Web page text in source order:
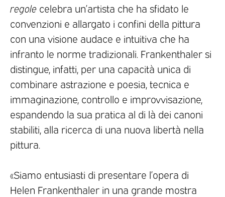
regole celebra un’artista che ha sfidato le
convenzioni e allargato i confini della pittura
con una visione audace e intuitiva che ha
infranto le norme tradizionali. Frankenthaler si
distingue, infatti, per una capacità unica di
combinare astrazione e poesia, tecnica e
immaginazione, controllo e improvvisazione,
espandendo la sua pratica al di là dei canoni
stabiliti, alla ricerca di una nuova libertà nella
pittura.
«Siamo entusiasti di presentare l’opera di
Helen Frankenthaler in una grande mostra